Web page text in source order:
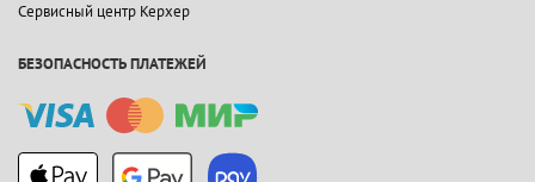
Сервисный центр Керхер
БЕЗОПАСНОСТЬ ПЛАТЕЖЕЙ